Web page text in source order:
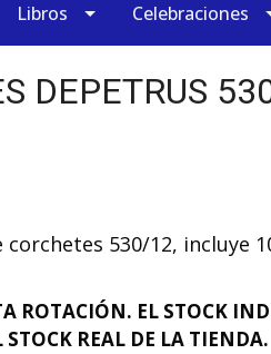
Libros Celebraciones
DEPETRUS
corchetes 530/12, incluye
ROTACIÓN. EL STOCK
REAL DE LA TIENDA.